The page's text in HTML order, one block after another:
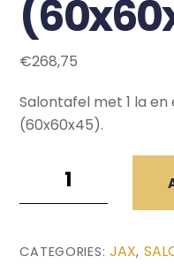
€268,75
Salontafel met 1 la
(60x60x45).
Salontafel
CATEGORIES:JAX,